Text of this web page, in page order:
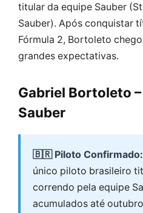
titular da equipe Sauber
Sauber). Após conquistar
Fórmula 2, Bortoleto
grandes expectativas.
Gabriel Bortoleto
Sauber
🇧🇷 Piloto Confirmado:
único piloto brasileiro
correndo pela equipe
acumulados até